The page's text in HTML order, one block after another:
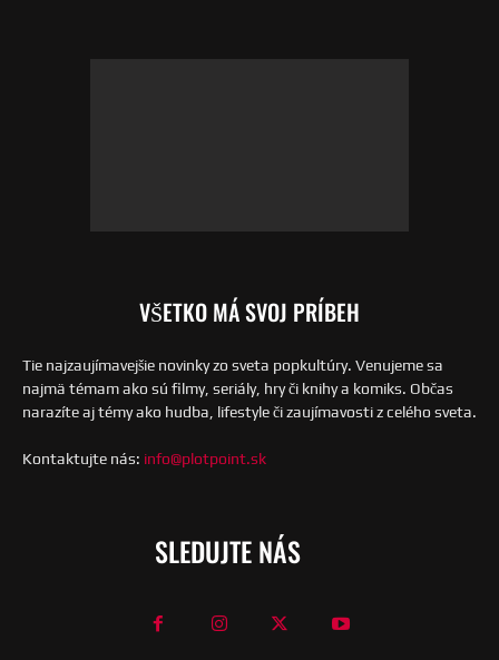
VŠETKO MÁ SVOJ PRÍBEH
Tie najzaujímavejšie novinky zo sveta popkultúry. Venujeme sa
najmä témam ako sú filmy, seriály, hry či knihy a komiks. Občas
narazíte aj témy ako hudba, lifestyle či zaujímavosti z celého sveta.
Kontaktujte nás: info@plotpoint.sk
SLEDUJTE NÁS